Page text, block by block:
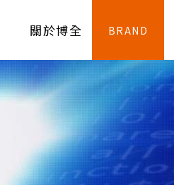
關於博全 BRAND